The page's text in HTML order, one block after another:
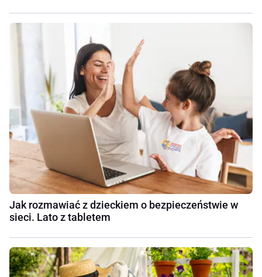
Jak rozmawiać z dzieckiem o bezpieczeństwie w
sieci. Lato z tabletem